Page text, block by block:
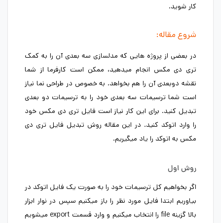
کار شوید.
شروع مقاله:
در بعضی از پروژه هایی که مدلسازی سه بعدی آن را به کمک
تری دی مکس انجام میدهید، ممکن است کارفرما از شما
نقشه دوبعدی آن را هم بخواهد. به خصوص در طراحی نما نیاز
است شما ترسیمات سه بعدی خود را به ترسیمات دو بعدی
تبدیل کنید. برای این کار نیاز است فایل تری دی مکس خود
را وارد اتوکد کنید. در این مقاله روش تبدیل فایل تری دی
مکس به اتوکد را یاد میگیریم.
روش اول
اگر بخواهیم کل ترسیمات خود را به صورت یک فایل اتوکد در
بیاوریم ابتدا فایل مورد نظر را باز میکنیم سپس در نوار ابزار
بالا گزینه file را انتخاب میکنیم و وارد قسمت export میشویم